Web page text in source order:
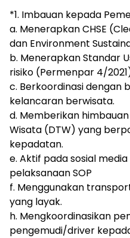
*1. Imbauan kepada
a. Menerapkan CHSE
dan Environment
b. Menerapkan Standar
risiko (Permenpar 4/
c. Berkoordinasi dengan
kelancaran berwisata.
d. Memberikan
Wisata (DTW) yang
kepadatan.
e. Aktif pada sosial
pelaksanaan SOP
f. Menggunakan
yang layak.
h. Mengkoordinasikan
pengemudi/driver